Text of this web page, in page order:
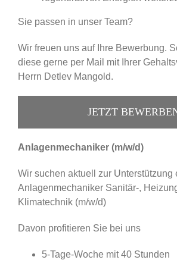
Sie passen in unser Team?
Wir freuen uns auf Ihre Bewerbung.
diese gerne per Mail mit Ihrer
Herrn Detlev Mangold.
JETZT
Anlagenmechaniker (m/w/d)
Wir suchen aktuell zur Unterstützung
Anlagenmechaniker Sanitär-,
Klimatechnik (m/w/d)
Davon profitieren Sie bei uns
5-Tage-Woche mit 40 Stunden